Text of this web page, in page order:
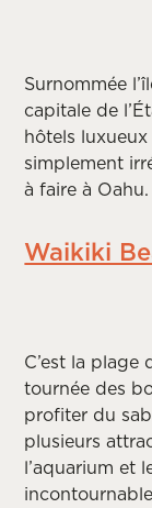
Surnommée
capitale de
hôtels
simplement
à faire à Oahu.
Waikiki
C’est la
tournée des
profiter du
plusieurs
l’aquarium et